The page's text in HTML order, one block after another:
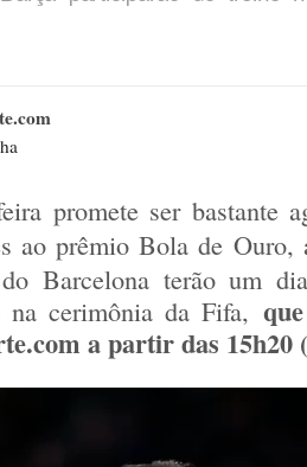
promete ser bastante
ao prêmio Bola de
Barcelona terão um
na cerimônia da Fifa,
a partir das